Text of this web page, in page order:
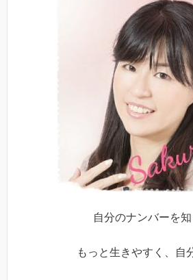
自分のナンバーを知
もっと生きやすく、自